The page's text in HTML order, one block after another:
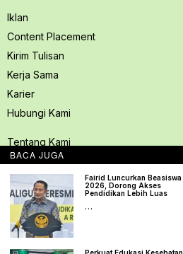
Iklan
Content Placement
Kirim Tulisan
Kerja Sama
Karier
Hubungi Kami
Tentang Kami
Redaksi PerspektifSpace
Kode Etik Jurnalistik
Pedoman Media Siber
Kebijakan Privasi
Pedoman Ramah Anak
BACA JUGA
Fairid Luncurkan Beasiswa
2026, Dorong Akses
Pendidikan Lebih Luas
…